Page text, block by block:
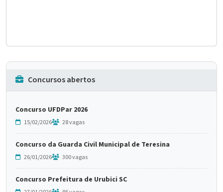
Concursos abertos
Concurso UFDPar 2026
15/02/2026 28 vagas
Concurso da Guarda Civil Municipal de Teresina
26/01/2026 300 vagas
Concurso Prefeitura de Urubici SC